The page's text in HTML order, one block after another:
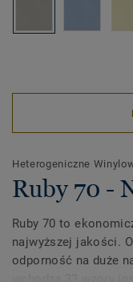
Heterogeniczne
Ruby 70 -
Ruby 70 to
najwyższej jakości.
odporność na duże